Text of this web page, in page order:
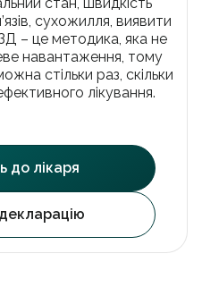
Telegram
на прийом
сухожилля, виявити
– це методика, яка не
навантаження, тому
стільки раз, скільки
лікування.
до лікаря